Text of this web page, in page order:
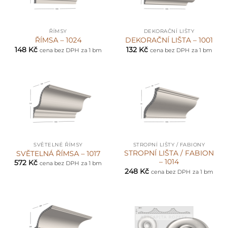
ŘÍMSY
ŘÍMSA – 1024
148 Kč cena bez DPH za 1 bm
DEKORAČNÍ LIŠTY
DEKORAČNÍ LIŠTA – 1001
132 Kč cena bez DPH za 1 bm
SVĚTELNÉ ŘÍMSY
SVĚTELNÁ ŘÍMSA – 1017
572 Kč cena bez DPH za 1 bm
STROPNÍ LIŠTY / FABIONY
STROPNÍ LIŠTA / FABION
– 1014
248 Kč cena bez DPH za 1 bm